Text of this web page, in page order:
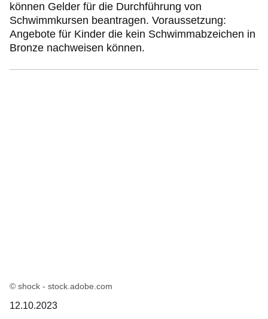
können Gelder für die Durchführung von
Schwimmkursen beantragen. Voraussetzung:
Angebote für Kinder die kein Schwimmabzeichen in
Bronze nachweisen können.
© shock - stock.adobe.com
12.10.2023